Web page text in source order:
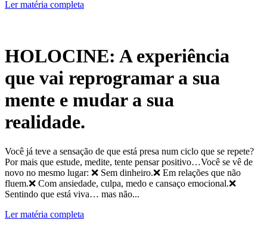
Ler matéria completa
HOLOCINE: A experiência
que vai reprogramar a sua
mente e mudar a sua
realidade.
Você já teve a sensação de que está presa num ciclo que se repete?
Por mais que estude, medite, tente pensar positivo…Você se vê de
novo no mesmo lugar: ❌ Sem dinheiro.❌ Em relações que não
fluem.❌ Com ansiedade, culpa, medo e cansaço emocional.❌
Sentindo que está viva… mas não...
Ler matéria completa